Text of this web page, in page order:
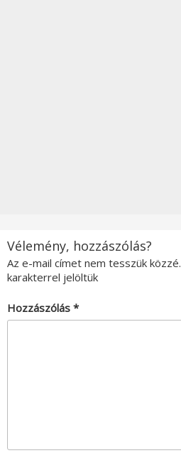
Vélemény, hozzászólás?
Az e-mail címet nem tesszük közzé.
karakterrel jelöltük
Hozzászólás *